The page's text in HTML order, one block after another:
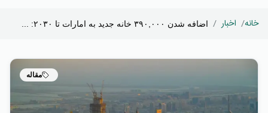
خانه/ اخبار / اضافه شدن ۳۹۰,۰۰۰ خانه جدید به امارات تا ۲۰۳۰: ...
مقاله